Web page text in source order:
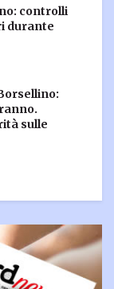
controlli
durante
sulle